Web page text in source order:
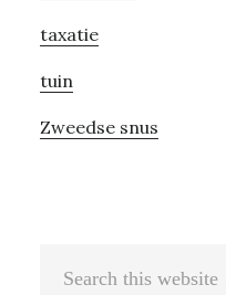
taxatie
tuin
Zweedse snus